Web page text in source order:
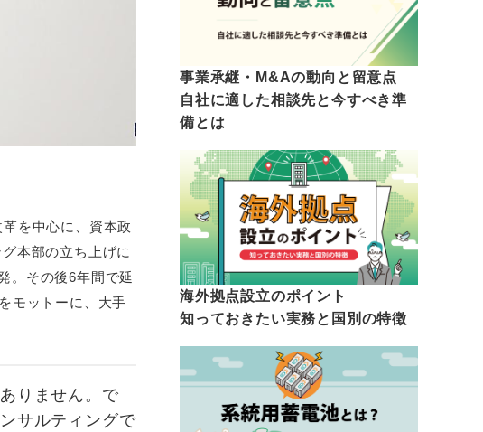
を中心に、資本政
本部の立ち上げに
。その後6年間で延
モットーに、大手
りません。で
サルティングで
事業承継・M&Aの動向と留意点
自社に適した相談先と今すべき準
備とは
海外拠点設立のポイント
知っておきたい実務と国別の特徴